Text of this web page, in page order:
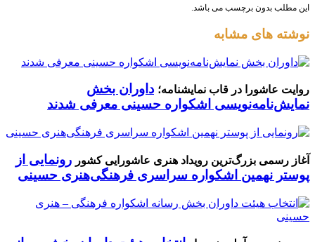
این مطلب بدون برچسب می باشد.
نوشته های مشابه
روایت عاشورا در قاب نمایشنامه؛ داوران بخش
نمایش‌نامه‌نویسی اشکواره حسینی معرفی شدند
آغاز رسمی بزرگ‌ترین رویداد هنری عاشورایی کشور رونمایی از
پوستر نهمین اشکواره سراسری فرهنگی‌هنری حسینی